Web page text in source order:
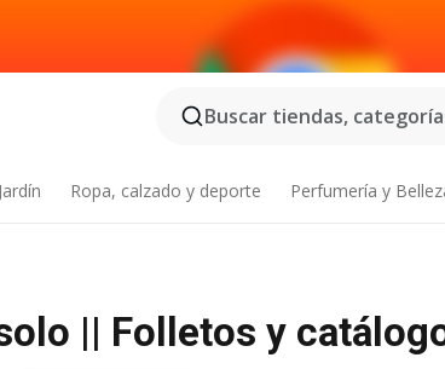
Buscar tiendas,
Ropa, calzado y deporte Perfumería y
|| Folletos y